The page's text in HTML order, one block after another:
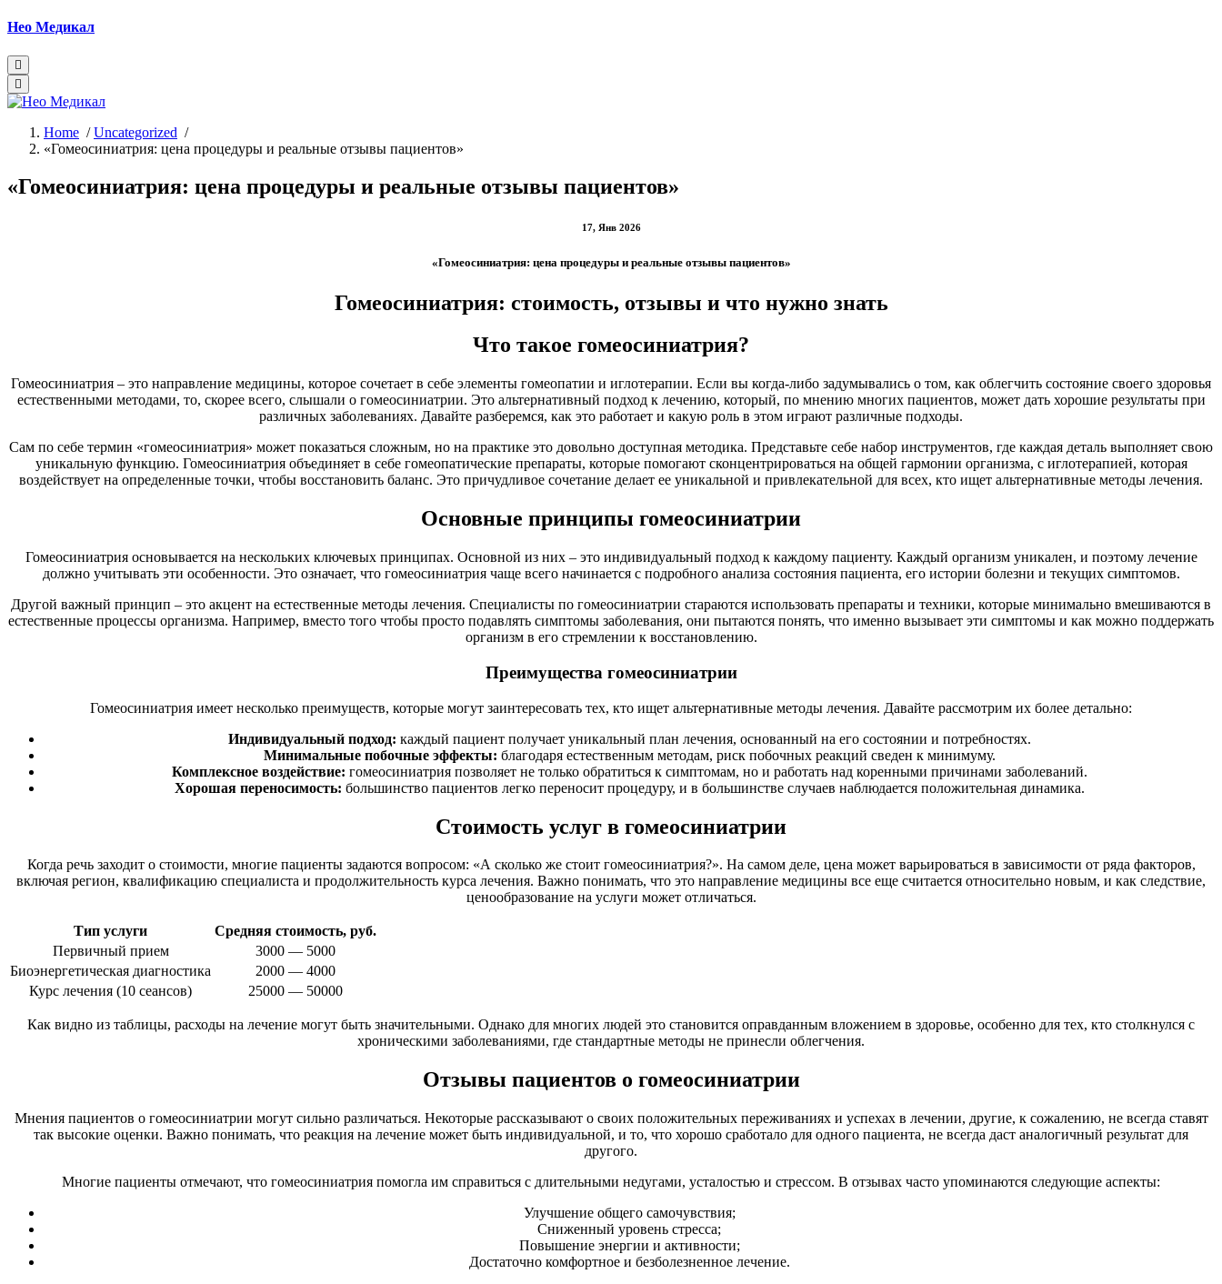
Skip
content
Нео Медикал
Home /Uncategorized /
«Гомеосиниатрия: цена процедуры и реальные отзывы пациентов»
«Гомеосиниатрия: цена процедуры и реальные отзывы пациентов»
17, Янв 2026
«Гомеосиниатрия: цена процедуры и реальные отзывы пациентов»
Гомеосиниатрия: стоимость, отзывы и что нужно знать
Что такое гомеосиниатрия?
Гомеосиниатрия – это направление медицины, которое сочетает в себе элементы гомеопатии и иглотерапии. Если вы когда-либо задумывались о том, как облегчить состояние своего здоровья
естественными методами, то, скорее всего, слышали о гомеосиниатрии. Это альтернативный подход к лечению, который, по мнению многих пациентов, может дать хорошие результаты при
различных заболеваниях. Давайте разберемся, как это работает и какую роль в этом играют различные подходы.
Сам по себе термин «гомеосиниатрия» может показаться сложным, но на практике это довольно доступная методика. Представьте себе набор инструментов, где каждая деталь выполняет свою
уникальную функцию. Гомеосиниатрия объединяет в себе гомеопатические препараты, которые помогают сконцентрироваться на общей гармонии организма, с иглотерапией, которая
воздействует на определенные точки, чтобы восстановить баланс. Это причудливое сочетание делает ее уникальной и привлекательной для всех, кто ищет альтернативные методы лечения.
Основные принципы гомеосиниатрии
Гомеосиниатрия основывается на нескольких ключевых принципах. Основной из них – это индивидуальный подход к каждому пациенту. Каждый организм уникален, и поэтому лечение
должно учитывать эти особенности. Это означает, что гомеосиниатрия чаще всего начинается с подробного анализа состояния пациента, его истории болезни и текущих симптомов.
Другой важный принцип – это акцент на естественные методы лечения. Специалисты по гомеосиниатрии стараются использовать препараты и техники, которые минимально вмешиваются в
естественные процессы организма. Например, вместо того чтобы просто подавлять симптомы заболевания, они пытаются понять, что именно вызывает эти симптомы и как можно поддержать
организм в его стремлении к восстановлению.
Преимущества гомеосиниатрии
Гомеосиниатрия имеет несколько преимуществ, которые могут заинтересовать тех, кто ищет альтернативные методы лечения. Давайте рассмотрим их более детально:
Индивидуальный подход: каждый пациент получает уникальный план лечения, основанный на его состоянии и потребностях.
Минимальные побочные эффекты: благодаря естественным методам, риск побочных реакций сведен к минимуму.
Комплексное воздействие: гомеосиниатрия позволяет не только обратиться к симптомам, но и работать над коренными причинами заболеваний.
Хорошая переносимость: большинство пациентов легко переносит процедуру, и в большинстве случаев наблюдается положительная динамика.
Стоимость услуг в гомеосиниатрии
Когда речь заходит о стоимости, многие пациенты задаются вопросом: «А сколько же стоит гомеосиниатрия?». На самом деле, цена может варьироваться в зависимости от ряда факторов,
включая регион, квалификацию специалиста и продолжительность курса лечения. Важно понимать, что это направление медицины все еще считается относительно новым, и как следствие,
ценообразование на услуги может отличаться.
Тип услуги
Средняя стоимость, руб.
Первичный прием
3000 — 5000
Биоэнергетическая диагностика
2000 — 4000
Курс лечения (10 сеансов)
25000 — 50000
Как видно из таблицы, расходы на лечение могут быть значительными. Однако для многих людей это становится оправданным вложением в здоровье, особенно для тех, кто столкнулся с
хроническими заболеваниями, где стандартные методы не принесли облегчения.
Отзывы пациентов о гомеосиниатрии
Мнения пациентов о гомеосиниатрии могут сильно различаться. Некоторые рассказывают о своих положительных переживаниях и успехах в лечении, другие, к сожалению, не всегда ставят
так высокие оценки. Важно понимать, что реакция на лечение может быть индивидуальной, и то, что хорошо сработало для одного пациента, не всегда даст аналогичный результат для
другого.
Многие пациенты отмечают, что гомеосиниатрия помогла им справиться с длительными недугами, усталостью и стрессом. В отзывах часто упоминаются следующие аспекты:
Улучшение общего самочувствия;
Сниженный уровень стресса;
Повышение энергии и активности;
Достаточно комфортное и безболезненное лечение.